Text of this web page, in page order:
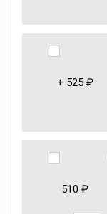
+ 525 ₽
510 ₽